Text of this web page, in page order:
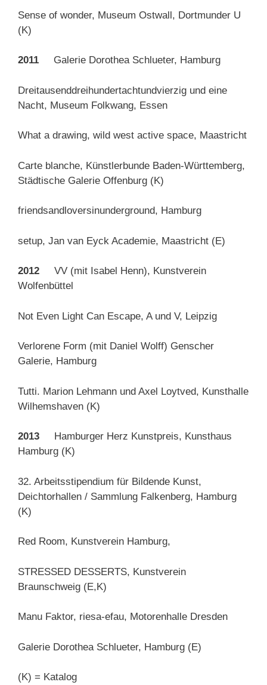
Sense of wonder, Museum Ostwall, Dortmunder U
(K)
2011 Galerie Dorothea Schlueter, Hamburg
Dreitausenddreihundertachtundvierzig und eine
Nacht, Museum Folkwang, Essen
What a drawing, wild west active space, Maastricht
Carte blanche, Künstlerbunde Baden-Württemberg,
Städtische Galerie Offenburg (K)
friendsandloversinunderground, Hamburg
setup, Jan van Eyck Academie, Maastricht (E)
2012 VV (mit Isabel Henn), Kunstverein
Wolfenbüttel
Not Even Light Can Escape, A und V, Leipzig
Verlorene Form (mit Daniel Wolff) Genscher
Galerie, Hamburg
Tutti. Marion Lehmann und Axel Loytved, Kunsthalle
Wilhemshaven (K)
2013 Hamburger Herz Kunstpreis, Kunsthaus
Hamburg (K)
32. Arbeitsstipendium für Bildende Kunst,
Deichtorhallen / Sammlung Falkenberg, Hamburg
(K)
Red Room, Kunstverein Hamburg,
STRESSED DESSERTS, Kunstverein
Braunschweig (E,K)
Manu Faktor, riesa-efau, Motorenhalle Dresden
Galerie Dorothea Schlueter, Hamburg (E)
(K) = Katalog